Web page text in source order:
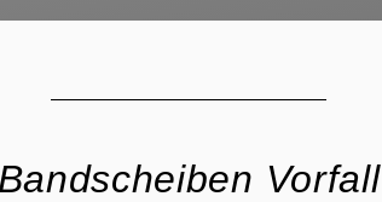
Bandscheiben Vorfall